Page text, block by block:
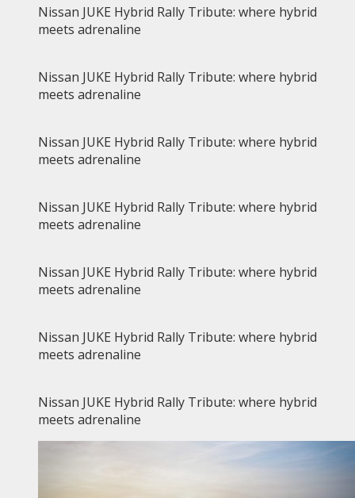
Nissan JUKE Hybrid Rally Tribute: where hybrid
meets adrenaline
Nissan JUKE Hybrid Rally Tribute: where hybrid
meets adrenaline
Nissan JUKE Hybrid Rally Tribute: where hybrid
meets adrenaline
Nissan JUKE Hybrid Rally Tribute: where hybrid
meets adrenaline
Nissan JUKE Hybrid Rally Tribute: where hybrid
meets adrenaline
Nissan JUKE Hybrid Rally Tribute: where hybrid
meets adrenaline
Nissan JUKE Hybrid Rally Tribute: where hybrid
meets adrenaline